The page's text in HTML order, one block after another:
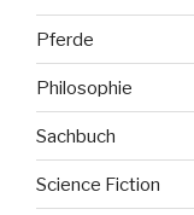
Pferde
Philosophie
Sachbuch
Science Fiction